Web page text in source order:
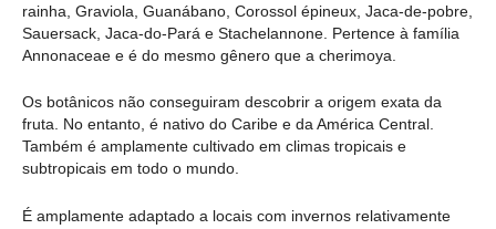
rainha, Graviola, Guanábano, Corossol épineux, Jaca-de-pobre,
Sauersack, Jaca-do-Pará e Stachelannone. Pertence à família
Annonaceae e é do mesmo gênero que a cherimoya.
Os botânicos não conseguiram descobrir a origem exata da
fruta. No entanto, é nativo do Caribe e da América Central.
Também é amplamente cultivado em climas tropicais e
subtropicais em todo o mundo.
É amplamente adaptado a locais com invernos relativamente